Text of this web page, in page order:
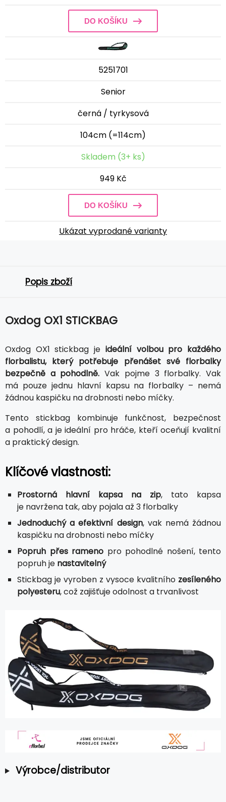
DO KOŠÍKU
5251701
Senior
černá / tyrkysová
104cm (=114cm)
Skladem (3+ ks)
949 Kč
DO KOŠÍKU
Ukázat vyprodané varianty
Popis zboží
Oxdog OX1 STICKBAG
Oxdog OX1 stickbag je ideální volbou pro každého
florbalistu, který potřebuje přenášet své florbalky
bezpečně a pohodlně. Vak pojme 3 florbalky. Vak
má pouze jednu hlavní kapsu na florbalky – nemá
žádnou kaspičku na drobnosti nebo míčky.
Tento stickbag kombinuje funkčnost, bezpečnost
a pohodlí, a je ideální pro hráče, kteří oceňují kvalitní
a praktický design.
Klíčové vlastnosti:
Prostorná hlavní kapsa na zip, tato kapsa
je navržena tak, aby pojala až 3 florbalky
Jednoduchý a efektivní design, vak nemá žádnou
kaspičku na drobnosti nebo míčky
Popruh přes rameno pro pohodlné nošení, tento
popruh je nastavitelný
Stickbag je vyroben z vysoce kvalitního zesíleného
polyesteru, což zajišťuje odolnost a trvanlivost
Výrobce/distributor